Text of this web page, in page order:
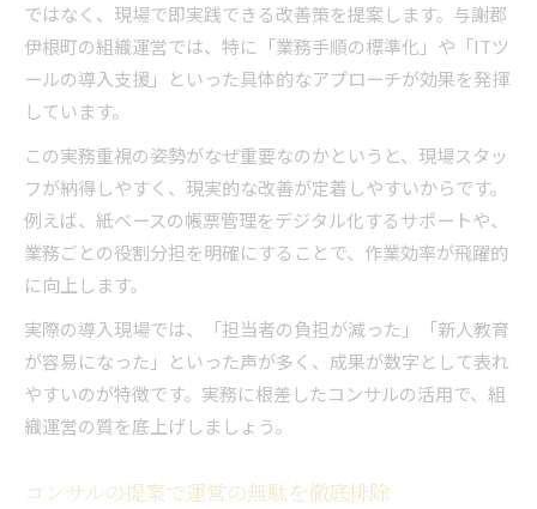
ではなく、現場で即実践できる改善策を提案します。与謝郡
伊根町の組織運営では、特に「業務手順の標準化」や「ITツ
ールの導入支援」といった具体的なアプローチが効果を発揮
しています。
この実務重視の姿勢がなぜ重要なのかというと、現場スタッ
フが納得しやすく、現実的な改善が定着しやすいからです。
例えば、紙ベースの帳票管理をデジタル化するサポートや、
業務ごとの役割分担を明確にすることで、作業効率が飛躍的
に向上します。
実際の導入現場では、「担当者の負担が減った」「新人教育
が容易になった」といった声が多く、成果が数字として表れ
やすいのが特徴です。実務に根差したコンサルの活用で、組
織運営の質を底上げしましょう。
コンサルの提案で運営の無駄を徹底排除